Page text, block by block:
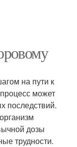
на пути к
может
последствий.
дозы
трудности.